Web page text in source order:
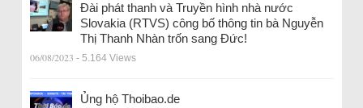
Đài phát thanh và Truyền hình nhà nước
Slovakia (RTVS) công bố thông tin bà Nguyễn
Thị Thanh Nhàn trốn sang Đức!
06/08/2023 - 5.164 Views
Ủng hộ Thoibao.de